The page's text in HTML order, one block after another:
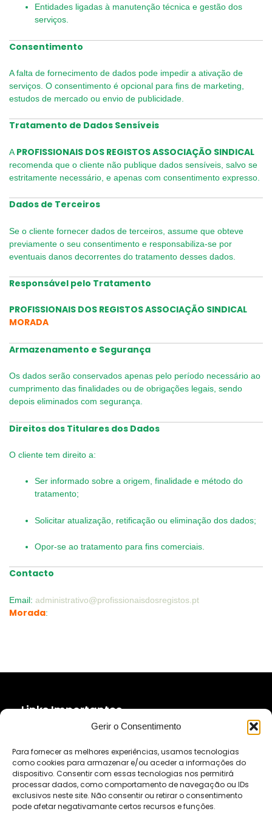
Gerir o Consentimento
Para fornecer as melhores experiências, usamos tecnologias
como cookies para armazenar e/ou aceder a informações do
dispositivo. Consentir com essas tecnologias nos permitirá
processar dados, como comportamento de navegação ou IDs
exclusivos neste site. Não consentir ou retirar o consentimento
pode afetar negativamante certos recursos e funções.
Entidades ligadas à manutenção técnica e gestão dos
serviços.
Consentimento
A falta de fornecimento de dados pode impedir a ativação de
serviços. O consentimento é opcional para fins de marketing,
estudos de mercado ou envio de publicidade.
Tratamento de Dados Sensíveis
A PROFISSIONAIS DOS REGISTOS ASSOCIAÇÃO SINDICAL
recomenda que o cliente não publique dados sensíveis, salvo se
estritamente necessário, e apenas com consentimento expresso.
Dados de Terceiros
Se o cliente fornecer dados de terceiros, assume que obteve
previamente o seu consentimento e responsabiliza-se por
eventuais danos decorrentes do tratamento desses dados.
Responsável pelo Tratamento
PROFISSIONAIS DOS REGISTOS ASSOCIAÇÃO SINDICAL
MORADA
Armazenamento e Segurança
Os dados serão conservados apenas pelo período necessário ao
cumprimento das finalidades ou de obrigações legais, sendo
depois eliminados com segurança.
Direitos dos Titulares dos Dados
O cliente tem direito a:
Ser informado sobre a origem, finalidade e método do
tratamento;
Solicitar atualização, retificação ou eliminação dos dados;
Opor-se ao tratamento para fins comerciais.
Contacto
Email: administrativo@profissionaisdosregistos.pt
Morada:
Links Importantes
Política de Privacidade
Livro de Reclamações
Morada:Rua Fialho de Almeida, nº14-2º esq. -
Escritório DP11